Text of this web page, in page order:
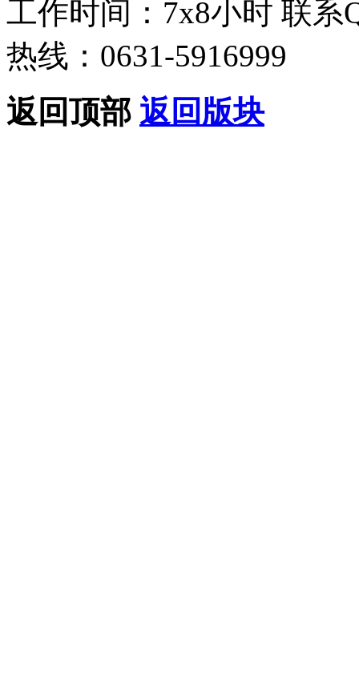
工作时间：7x8小时 联系
热线：0631-5916999
返回顶部 返回版块